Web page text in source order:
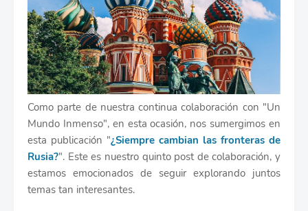
Como parte de nuestra continua colaboración con "Un
Mundo Inmenso", en esta ocasión, nos sumergimos en
esta publicación "¿Siempre cambian las fronteras de
Rusia?". Este es nuestro quinto post de colaboración, y
estamos emocionados de seguir explorando juntos
temas tan interesantes.